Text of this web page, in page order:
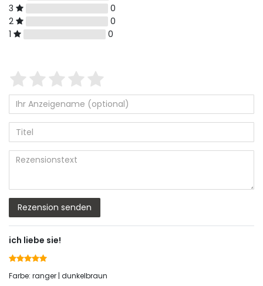
3
0
2
0
1
0
Bewertungssterne
von
5
4
von
5
Bewertungssternen
3
von
5
Bewertungssternen
2
von
5
Bewertungssternen
1
von
5
Bewertungssternen
Ihr
Anzeigename
(optional)
Platzhalter
Rezension senden
ich liebe sie!
Farbe: ranger | dunkelbraun